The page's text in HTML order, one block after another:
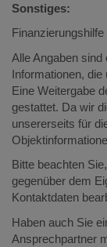
Sonstiges:
Alle Angaben
Informationen,
Eine Weitergabe
gestattet. Da wir
unsererseits für
Bitte beachten
gegenüber dem
Kontaktdaten
Haben auch Sie
Ansprechpartner